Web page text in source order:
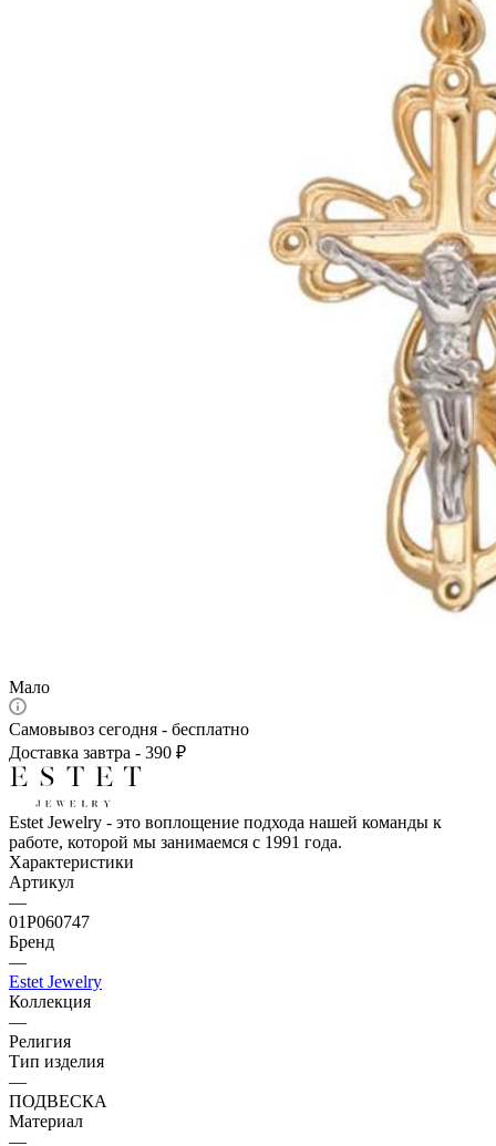
Мало
Самовывоз сегодня - бесплатно
Доставка завтра - 390 ₽
Estet Jewelry - это воплощение подхода нашей команды к
работе, которой мы занимаемся с 1991 года.
Характеристики
Артикул
—
01Р060747
Бренд
—
Estet Jewelry
Коллекция
—
Религия
Тип изделия
—
ПОДВЕСКА
Материал
—